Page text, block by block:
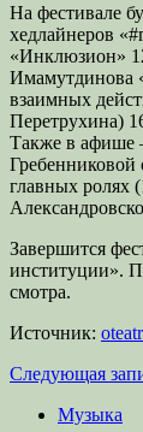
На фестивале
хедлайнеров
«Инклюзион»
Имамутдинова
взаимных
Перетрухина)
Также в афише
главных ролях
Завершится
институции».
смотра.
Источник:
Следующая
Музыка